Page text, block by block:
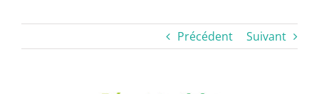
Précédent Suivant